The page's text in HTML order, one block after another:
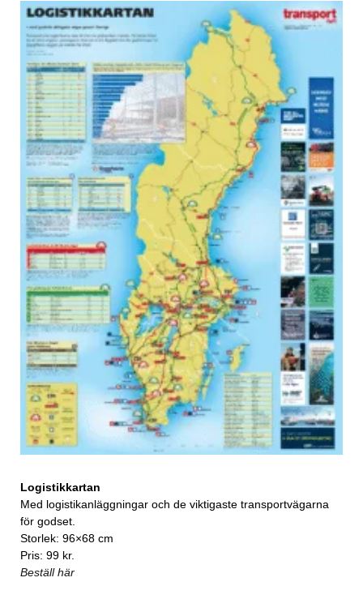
Logistikkartan
Med logistikanläggningar och de viktigaste transportvägarna
för godset.
Storlek: 96×68 cm
Pris: 99 kr.
Beställ här